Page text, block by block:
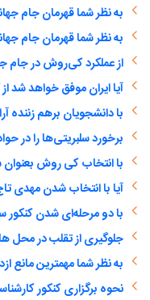
به نظر شما قهرمان جام جهانی 2022 قطر، کدام تیم
به نظر شما قهرمان جام جهانی 2022 قطر، کدام تیم
برخورد سلبریتی‌ها را در
با انتخاب کی روش بعنوان
با دو مرحله‌ای شدن
به نظر شما مهمترین مانع
نحوه برگزاری کنکور کارشناسی ارشد 1401 را چگونه